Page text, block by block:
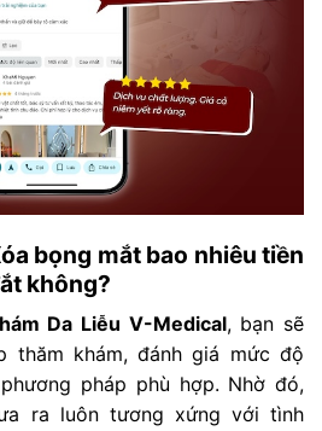
bọng mắt bao nhiêu tiền
không?
Da Liễu V-Medical, bạn sẽ
khám, đánh giá mức độ
pháp phù hợp. Nhờ đó,
ra luôn tương xứng với tình